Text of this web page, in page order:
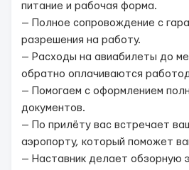
питание и рабочая форма.
— Полное сопровождение с
разрешения на работу.
— Расходы на авиабилеты до
обратно оплачиваются
— Помогаем с оформлением
документов.
— По прилёту вас встречает
аэропорту, который поможет
— Наставник делает обзорную